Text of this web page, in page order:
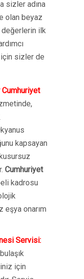
sizler adına
olan beyaz
değerlerin ilk
sizler de
kapsayan
Cumhuriyet
kadrosu
eşya onarım
Servisi:
için